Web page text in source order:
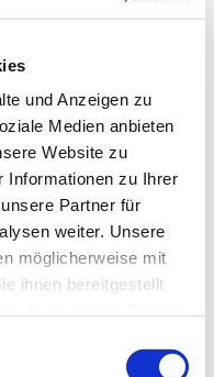
und Anzeigen zu
Medien anbieten
Website zu
Informationen zu Ihrer
Partner für
weiter. Unsere
möglicherweise mit
ihnen bereitgestellt